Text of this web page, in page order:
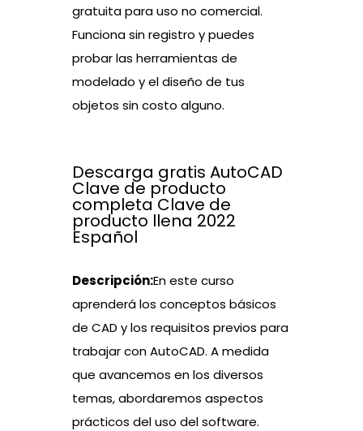
gratuita para uso no comercial.
Funciona sin registro y puedes
probar las herramientas de
modelado y el diseño de tus
objetos sin costo alguno.
Descarga gratis AutoCAD
Clave de producto
completa Clave de
producto llena 2022
Español
Descripción:En este curso
aprenderá los conceptos básicos
de CAD y los requisitos previos para
trabajar con AutoCAD. A medida
que avancemos en los diversos
temas, abordaremos aspectos
prácticos del uso del software.